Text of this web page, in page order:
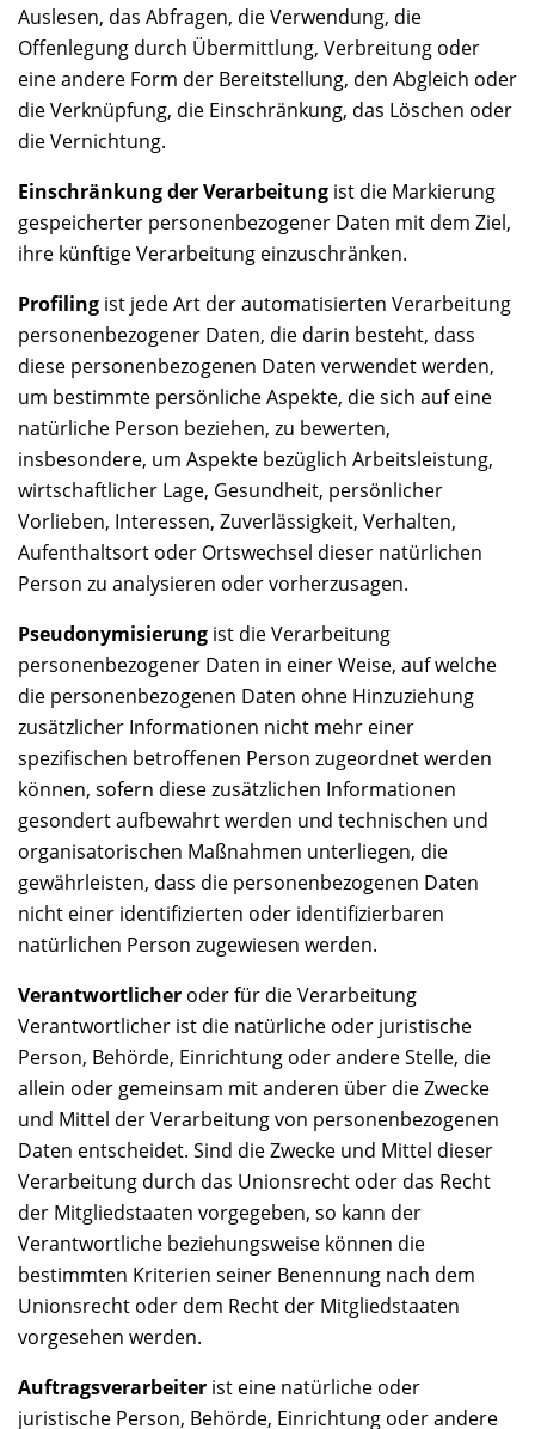
Auslesen, das Abfragen, die Verwendung, die
Offenlegung durch Übermittlung, Verbreitung oder
eine andere Form der Bereitstellung, den Abgleich oder
die Verknüpfung, die Einschränkung, das Löschen oder
die Vernichtung.
Einschränkung der Verarbeitung ist die Markierung
gespeicherter personenbezogener Daten mit dem Ziel,
ihre künftige Verarbeitung einzuschränken.
Profiling ist jede Art der automatisierten Verarbeitung
personenbezogener Daten, die darin besteht, dass
diese personenbezogenen Daten verwendet werden,
um bestimmte persönliche Aspekte, die sich auf eine
natürliche Person beziehen, zu bewerten,
insbesondere, um Aspekte bezüglich Arbeitsleistung,
wirtschaftlicher Lage, Gesundheit, persönlicher
Vorlieben, Interessen, Zuverlässigkeit, Verhalten,
Aufenthaltsort oder Ortswechsel dieser natürlichen
Person zu analysieren oder vorherzusagen.
Pseudonymisierung ist die Verarbeitung
personenbezogener Daten in einer Weise, auf welche
die personenbezogenen Daten ohne Hinzuziehung
zusätzlicher Informationen nicht mehr einer
spezifischen betroffenen Person zugeordnet werden
können, sofern diese zusätzlichen Informationen
gesondert aufbewahrt werden und technischen und
organisatorischen Maßnahmen unterliegen, die
gewährleisten, dass die personenbezogenen Daten
nicht einer identifizierten oder identifizierbaren
natürlichen Person zugewiesen werden.
Verantwortlicher oder für die Verarbeitung
Verantwortlicher ist die natürliche oder juristische
Person, Behörde, Einrichtung oder andere Stelle, die
allein oder gemeinsam mit anderen über die Zwecke
und Mittel der Verarbeitung von personenbezogenen
Daten entscheidet. Sind die Zwecke und Mittel dieser
Verarbeitung durch das Unionsrecht oder das Recht
der Mitgliedstaaten vorgegeben, so kann der
Verantwortliche beziehungsweise können die
bestimmten Kriterien seiner Benennung nach dem
Unionsrecht oder dem Recht der Mitgliedstaaten
vorgesehen werden.
Auftragsverarbeiter ist eine natürliche oder
juristische Person, Behörde, Einrichtung oder andere